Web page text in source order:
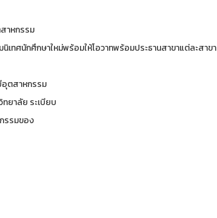
าหกรรม
ศนักศึกษาใหม่พร้อมให้โอวาทพร้อมประธานสาขาแต่ละสาขา
อุตสาหกรรม
รั้วมหาวิทยาลัย ระเบียบ
วมกิจกรรมของ